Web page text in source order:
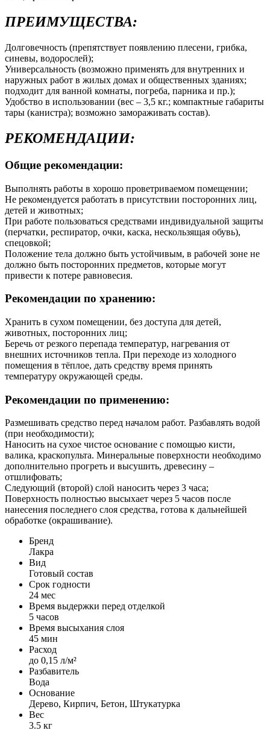
ПРЕИМУЩЕСТВА:
Долговечность (препятствует появлению плесени, грибка,
синевы, водорослей);
Универсальность (возможно применять для внутренних и
наружных работ в жилых домах и общественных зданиях;
подходит для ванной комнаты, погреба, парника и пр.);
Удобство в использовании (вес – 3,5 кг.; компактные габариты
тары (канистра); возможно замораживать состав).
РЕКОМЕНДАЦИИ:
Общие рекомендации:
Выполнять работы в хорошо проветриваемом помещении;
Не рекомендуется работать в присутствии посторонних лиц,
детей и животных;
При работе пользоваться средствами индивидуальной защиты
(перчатки, респиратор, очки, каска, нескользящая обувь),
спецовкой;
Положение тела должно быть устойчивым, в рабочей зоне не
должно быть посторонних предметов, которые могут
привести к потере равновесия.
Рекомендации по хранению:
Хранить в сухом помещении, без доступа для детей,
животных, посторонних лиц;
Беречь от резкого перепада температур, нагревания от
внешних источников тепла. При переходе из холодного
помещения в тёплое, дать средству время принять
температуру окружающей среды.
Рекомендации по применению:
Размешивать средство перед началом работ. Разбавлять водой
(при необходимости);
Наносить на сухое чистое основание с помощью кисти,
валика, краскопульта. Минеральные поверхности необходимо
дополнительно прогреть и высушить, древесину –
отшлифовать;
Следующий (второй) слой наносить через 3 часа;
Поверхность полностью высыхает через 5 часов после
нанесения последнего слоя средства, готова к дальнейшей
обработке (окрашивание).
Бренд
Лакра
Вид
Готовый состав
Срок годности
24 мес
Время выдержки перед отделкой
5 часов
Время высыхания слоя
45 мин
Расход
до 0,15 л/м²
Разбавитель
Вода
Основание
Дерево, Кирпич, Бетон, Штукатурка
Вес
3.5 кг